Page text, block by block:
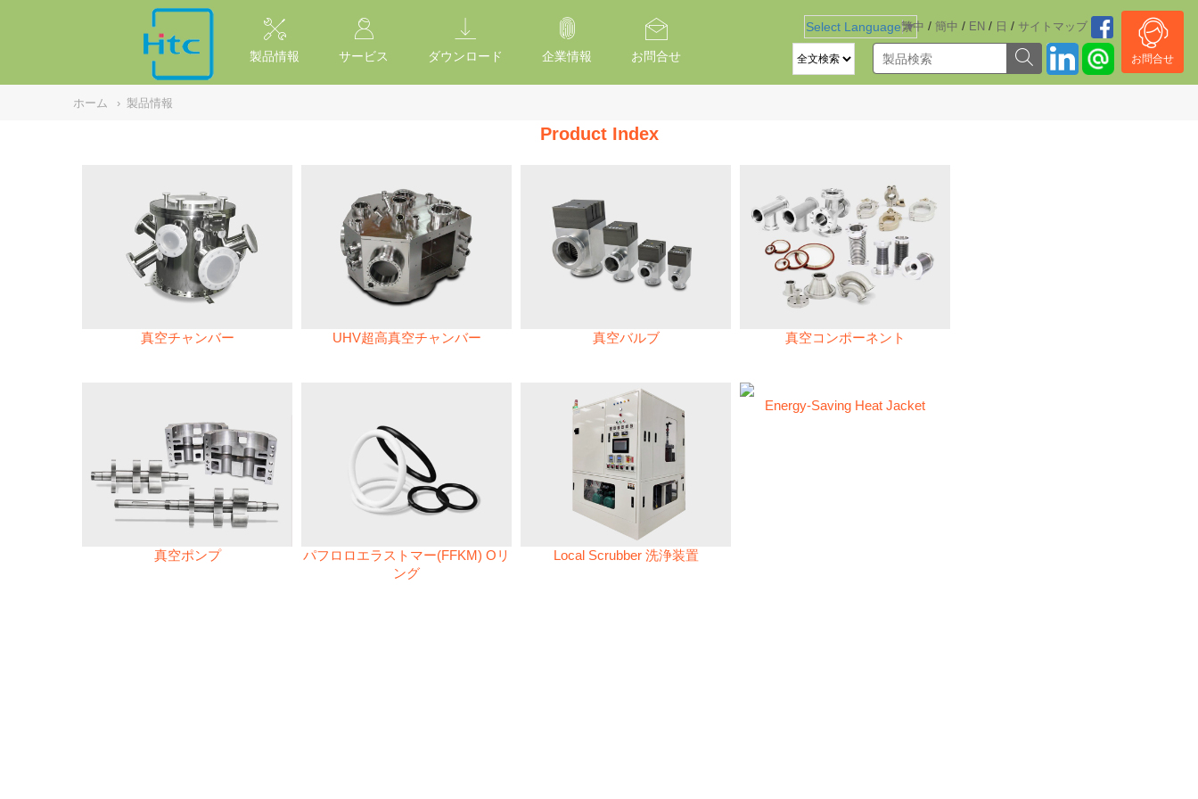
繁中 / 簡中 / EN / 日 / サイトマッブ
Select Language ▼
お問合せ
製品情報 サービス ダウンロード 企業情報 お問合せ
ホーム › 製品情報
Product Index
真空チャンバー UHV超高真空チャンバー 真空バルブ 真空コンポーネント
真空ポンプ
パフロロエラストマー(FFKM) Oリ
ング
Local Scrubber 洗浄装置
Energy-Saving Heat Jacket